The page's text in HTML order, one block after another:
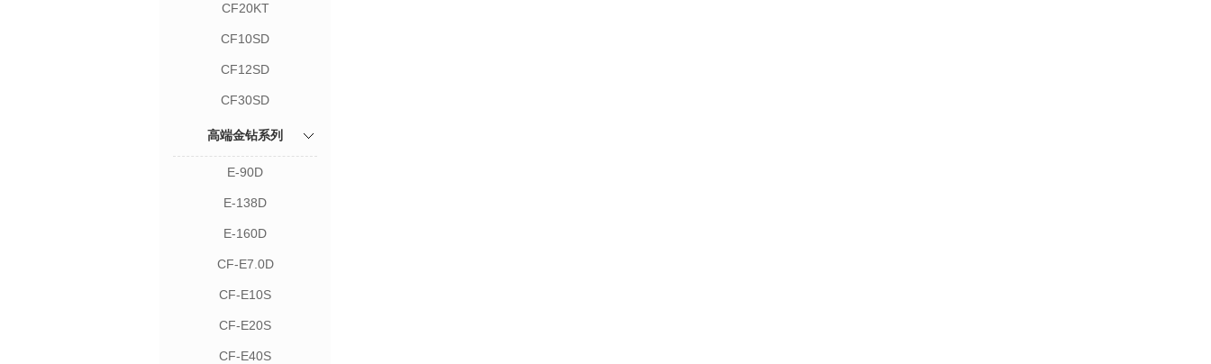
CF20KT
CF10SD
CF12SD
CF30SD
高端金钻系列
E-90D
E-138D
E-160D
CF-E7.0D
CF-E10S
CF-E20S
CF-E40S